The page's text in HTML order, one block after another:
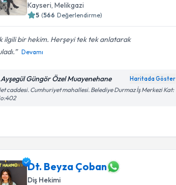
Kayseri,Melikgazi
5 (566 Değerlendirme)
ilgili bir hekim. Herşeyi tek tek anlatarak
Devamı
Güngör Özel Muayenehane Haritada Göster
caddesi. Cumhuriyet mahallesi. Belediye Durmaz İş Merkezi Kat:
Dt. Beyza Çoban
Diş Hekimi